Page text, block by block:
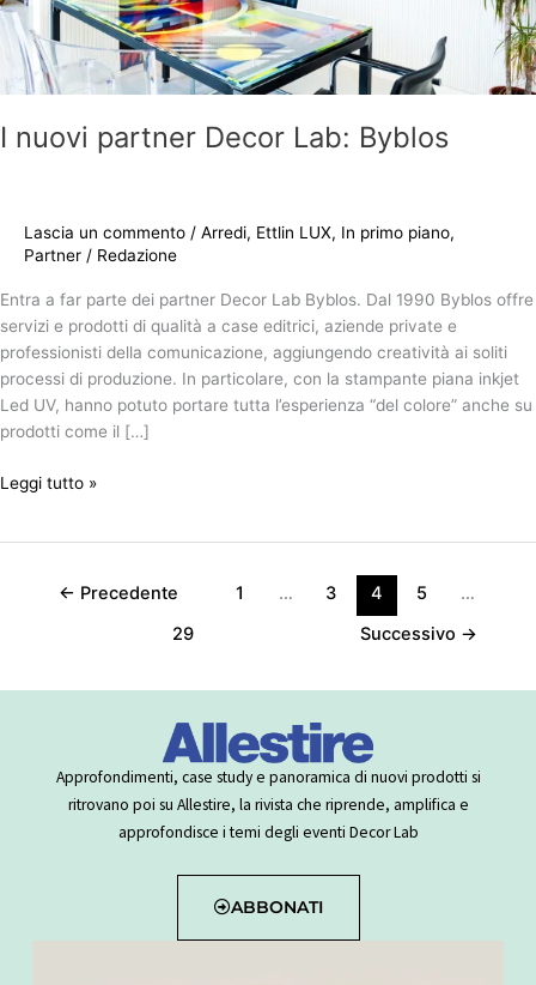
I nuovi partner Decor Lab: Byblos
Lascia un commento / Arredi, Ettlin LUX, In primo piano,
Partner / Redazione
Entra a far parte dei partner Decor Lab Byblos. Dal 1990 Byblos offre
servizi e prodotti di qualità a case editrici, aziende private e
professionisti della comunicazione, aggiungendo creatività ai soliti
processi di produzione. In particolare, con la stampante piana inkjet
Led UV, hanno potuto portare tutta l’esperienza “del colore” anche su
prodotti come il […]
Leggi tutto »
← Precedente 1 … 3 4 5
…
29
Successivo →
Approfondimenti, case study e panoramica di nuovi prodotti si
ritrovano poi su Allestire, la rivista che riprende, amplifica e
approfondisce i temi degli eventi Decor Lab
ABBONATI